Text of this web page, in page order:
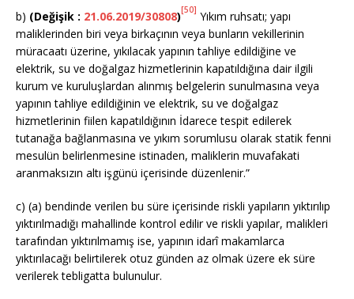
b) (Değişik : 21.06.2019/30808)[50] Yıkım ruhsatı; yapı
maliklerinden biri veya birkaçının veya bunların vekillerinin
müracaatı üzerine, yıkılacak yapının tahliye edildiğine ve
elektrik, su ve doğalgaz hizmetlerinin kapatıldığına dair ilgili
kurum ve kuruluşlardan alınmış belgelerin sunulmasına veya
yapının tahliye edildiğinin ve elektrik, su ve doğalgaz
hizmetlerinin fiilen kapatıldığının İdarece tespit edilerek
tutanağa bağlanmasına ve yıkım sorumlusu olarak statik fenni
mesulün belirlenmesine istinaden, maliklerin muvafakati
aranmaksızın altı işgünü içerisinde düzenlenir.”
c) (a) bendinde verilen bu süre içerisinde riskli yapıların yıktırılıp
yıktırılmadığı mahallinde kontrol edilir ve riskli yapılar, malikleri
tarafından yıktırılmamış ise, yapının idarî makamlarca
yıktırılacağı belirtilerek otuz günden az olmak üzere ek süre
verilerek tebligatta bulunulur.